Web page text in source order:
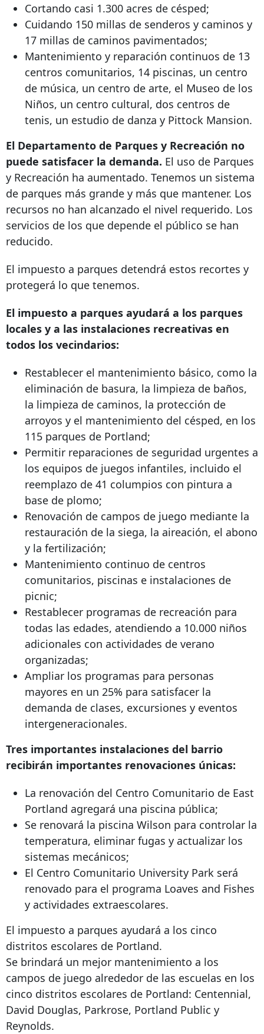
Cortando casi 1.300 acres de césped;
Cuidando 150 millas de senderos y caminos y
17 millas de caminos pavimentados;
Mantenimiento y reparación continuos de 13
centros comunitarios, 14 piscinas, un centro
de música, un centro de arte, el Museo de los
Niños, un centro cultural, dos centros de
tenis, un estudio de danza y Pittock Mansion.
El Departamento de Parques y Recreación no
puede satisfacer la demanda. El uso de Parques
y Recreación ha aumentado. Tenemos un sistema
de parques más grande y más que mantener. Los
recursos no han alcanzado el nivel requerido. Los
servicios de los que depende el público se han
reducido.
El impuesto a parques detendrá estos recortes y
protegerá lo que tenemos.
El impuesto a parques ayudará a los parques
locales y a las instalaciones recreativas en
todos los vecindarios:
Restablecer el mantenimiento básico, como la
eliminación de basura, la limpieza de baños,
la limpieza de caminos, la protección de
arroyos y el mantenimiento del césped, en los
115 parques de Portland;
Permitir reparaciones de seguridad urgentes a
los equipos de juegos infantiles, incluido el
reemplazo de 41 columpios con pintura a
base de plomo;
Renovación de campos de juego mediante la
restauración de la siega, la aireación, el abono
y la fertilización;
Mantenimiento continuo de centros
comunitarios, piscinas e instalaciones de
picnic;
Restablecer programas de recreación para
todas las edades, atendiendo a 10.000 niños
adicionales con actividades de verano
organizadas;
Ampliar los programas para personas
mayores en un 25% para satisfacer la
demanda de clases, excursiones y eventos
intergeneracionales.
Tres importantes instalaciones del barrio
recibirán importantes renovaciones únicas:
La renovación del Centro Comunitario de East
Portland agregará una piscina pública;
Se renovará la piscina Wilson para controlar la
temperatura, eliminar fugas y actualizar los
sistemas mecánicos;
El Centro Comunitario University Park será
renovado para el programa Loaves and Fishes
y actividades extraescolares.
El impuesto a parques ayudará a los cinco
distritos escolares de Portland.
Se brindará un mejor mantenimiento a los
campos de juego alrededor de las escuelas en los
cinco distritos escolares de Portland: Centennial,
David Douglas, Parkrose, Portland Public y
Reynolds.